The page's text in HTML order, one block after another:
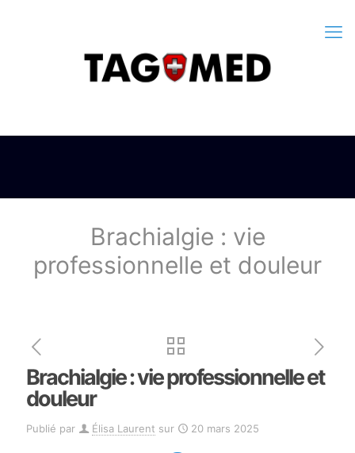
Brachialgie : vie
professionnelle et douleur
Brachialgie : vie professionnelle et
douleur
Publié par Élisa Laurent sur 20 mars 2025